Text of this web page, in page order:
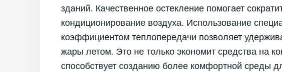
зданий. Качественное остекление помогает
кондиционирование воздуха. Использование
коэффициентом теплопередачи позволяет
жары летом. Это не только экономит средства на
способствует созданию более комфортной среды